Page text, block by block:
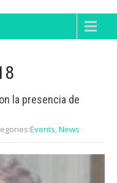
la presencia de
Events,News